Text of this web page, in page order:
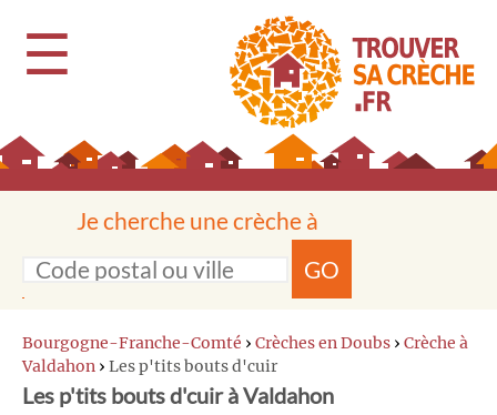
☰
Je cherche une crèche à
GO
Bourgogne-Franche-Comté › Crèches en Doubs › Crèche à
Valdahon › Les p'tits bouts d'cuir
Les p'tits bouts d'cuir à Valdahon